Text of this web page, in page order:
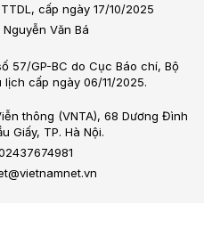
cấp ngày 17/10/2025
Văn Bá
57/GP-BC do Cục Báo chí, Bộ
cấp ngày 06/11/2025.
thông (VNTA), 68 Dương Đình
Giấy, TP. Hà Nội.